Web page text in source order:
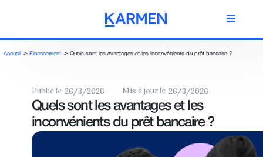
Accueil > Financement > Quels sont les avantages et les inconvénients du prêt bancaire ?
Publié le 26/3/2026 Mis à jour le 26/3/2026
Quels sont les avantages et les
inconvénients du prêt bancaire ?